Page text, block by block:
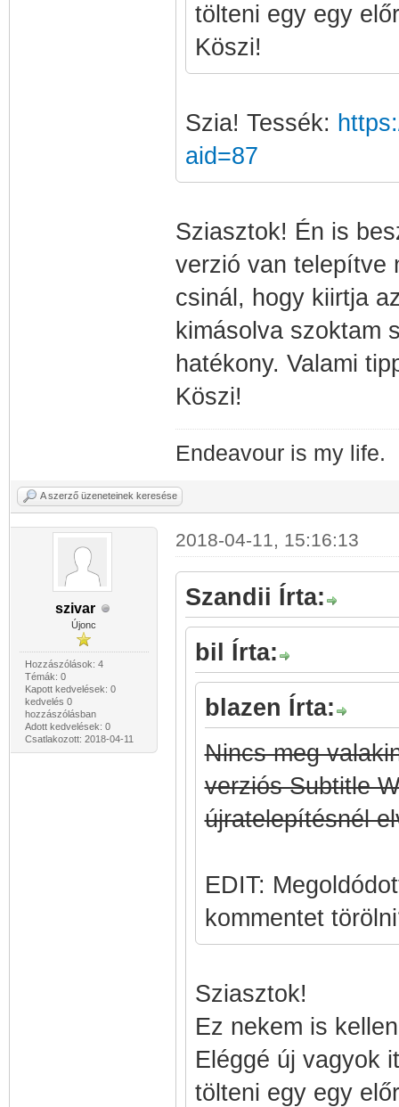
tölteni egy egy
Köszi!
Szia! Tessék:
aid=87
Sziasztok! Én is
verzió van telepítve
csinál, hogy kiirtja
kimásolva szoktam
hatékony. Valami
Köszi!
Endeavour is my life.
A szerző üzeneteinek keresése
szivar
Újonc
Hozzászólások: 4
Témák: 0
Kapott kedvelések: 0
kedvelés 0
hozzászólásban
Adott kedvelések: 0
Csatlakozott: 2018-04-11
2018-04-11, 15:16:13
Szandii Írta:
bil Írta:
blazen Írta:
Nincs meg
verziós Subtitle
újratelepítésnél
EDIT:
kommentet
Sziasztok!
Ez nekem is
Eléggé új vagyok
tölteni egy egy